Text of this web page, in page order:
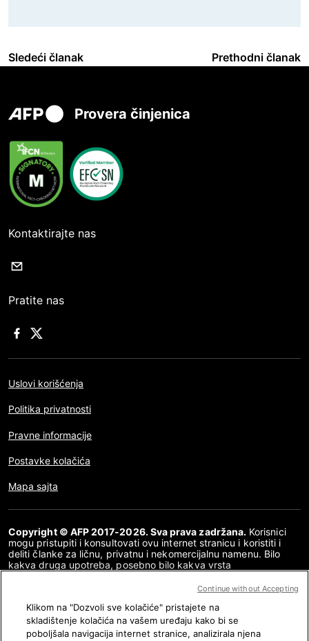
Sledeći članak Prethodni članak
Provera činjenica
Kontaktirajte nas
Pratite nas
Uslovi korišćenja
Politika privatnosti
Pravne informacije
Postavke kolačića
Mapa sajta
Copyright © AFP 2017-2026. Sva prava zadržana. Korisnici
mogu pristupiti i konsultovati ovu internet stranicu i koristiti i
deliti članke za ličnu, privatnu i nekomercijalnu namenu. Bilo
kakva druga upotreba, posebno bilo kakva vrsta
internet stranice, u celosti ili delimično, za bilo koju drugu
bez posebne dozvole i saglasnosti AFP-a. Tema koja je opisana
ili uključena posredstvom linkova u okviru sadržaja provere
činjenica data je u meri u kojoj je to neophodno za ispravno
Klikom na "Dozvoli sve kolačiće" pristajete na
skladištenje kolačića na vašem uređaju kako bi se
poboljšala navigacija internet stranice, analizirala njena
Continue without Accepting